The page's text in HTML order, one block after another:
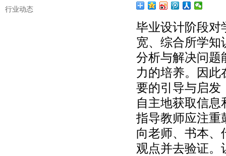
行业动态
毕业设计阶段对
宽、综合所学知
分析与解决问题
力的培养。因
要的引导与启发
自主地获取信
指导教师应注重
向老师、书本、
观点并去验证。